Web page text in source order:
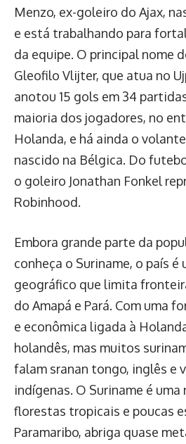
Menzo, ex-goleiro do Ajax,
e está trabalhando para
da equipe. O principal nome
Gleofilo Vlijter, que atua no
anotou 15 gols em 34
maioria dos jogadores, no
Holanda, e há ainda o
nascido na Bélgica. Do
o goleiro Jonathan Fonkel
Robinhood.
Embora grande parte da
conheça o Suriname, o país é
geográfico que limita
do Amapá e Pará. Com uma
e econômica ligada à
holandês, mas muitos
falam sranan tongo, inglês e
indígenas. O Suriname é
florestas tropicais e poucas
Paramaribo, abriga quase